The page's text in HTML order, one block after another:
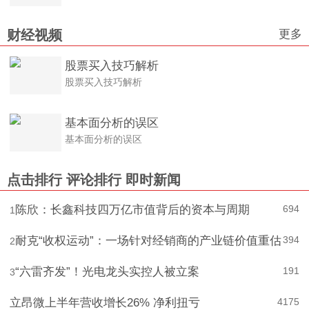
财经视频 更多
股票买入技巧解析
股票买入技巧解析
基本面分析的误区
基本面分析的误区
点击排行 评论排行 即时新闻
694
1 陈欣：长鑫科技四万亿市值背后的资本与周期
394
2耐克“收权运动”：一场针对经销商的产业链价值重估
191
3“六雷齐发”！光电龙头实控人被立案
175
4
立昂微上半年营收增长26% 净利扭亏